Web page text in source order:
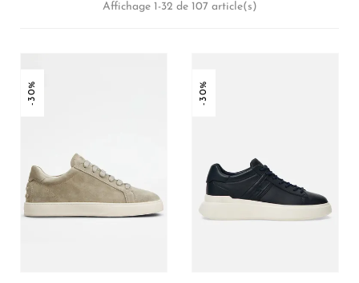
Affichage 1-32 de 107 article(s)
-30% -30%